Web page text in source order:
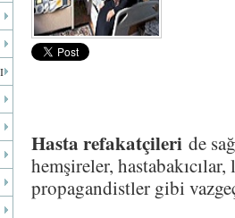
Hasta refakatçileri de
hemşireler,
propagandistler gibi